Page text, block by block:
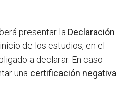
presentar la Declaración
de los estudios, en el
a declarar. En caso
una certificación negativa